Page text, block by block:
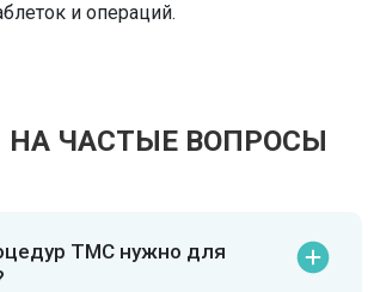
и операций.
НА ЧАСТЫЕ ВОПРОСЫ
ТМС нужно для